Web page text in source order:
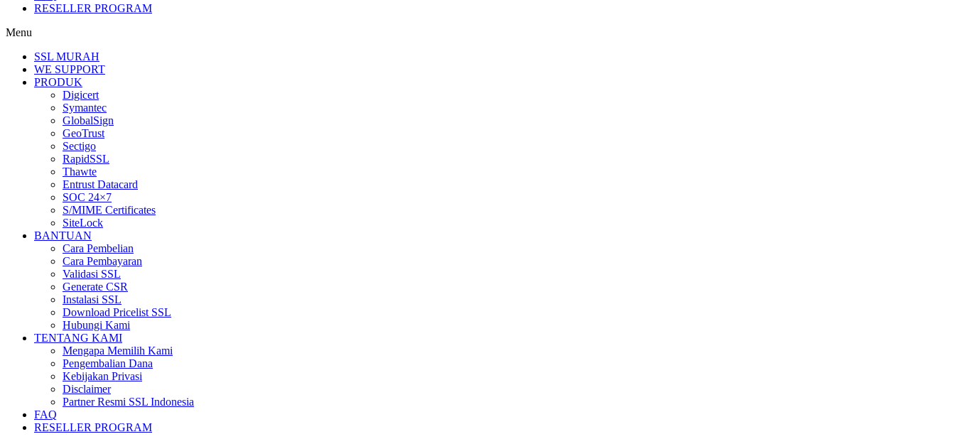
RESELLER PROGRAM
Menu
SSL MURAH
WE SUPPORT
PRODUK
Digicert
Symantec
GlobalSign
GeoTrust
Sectigo
RapidSSL
Thawte
Entrust Datacard
SOC 24×7
S/MIME Certificates
SiteLock
BANTUAN
Cara Pembelian
Cara Pembayaran
Validasi SSL
Generate CSR
Instalasi SSL
Download Pricelist SSL
Hubungi Kami
TENTANG KAMI
Mengapa Memilih Kami
Pengembalian Dana
Kebijakan Privasi
Disclaimer
Partner Resmi SSL Indonesia
FAQ
RESELLER PROGRAM